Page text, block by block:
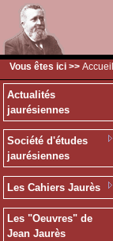
Vous êtes ici >> Accueil
Actualités
jaurésiennes
Société d'études
jaurésiennes
Les Cahiers Jaurès
Les "Oeuvres" de
Jean Jaurès